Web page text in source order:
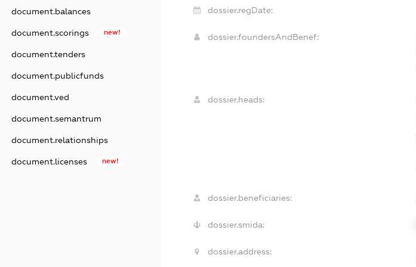
document.balances
document.scorings new!
document.tenders
document.publicfunds
document.ved
document.semantrum
document.relationships
document.licenses new!
dossier.regDate:
dossier.foundersAndBenef:
dossier.heads:
dossier.beneficiaries:
dossier.smida:
dossier.address: